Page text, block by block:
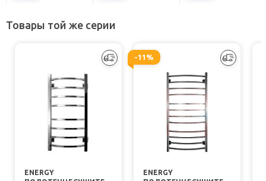
Товары той же серии
ENERGY
-11%
ENERGY